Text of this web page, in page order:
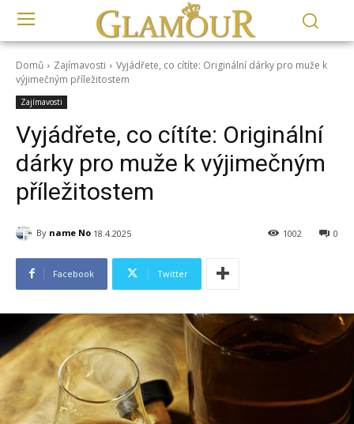
Domů Zajímavosti
Vyjádřete, co cítíte: Originální dárky pro muže k
výjimečným příležitostem
Zajímavosti
Vyjádřete, co cítíte: Originální
dárky pro muže k výjimečným
příležitostem
By name No 18.4.2025 0
1002
Facebook Twitter